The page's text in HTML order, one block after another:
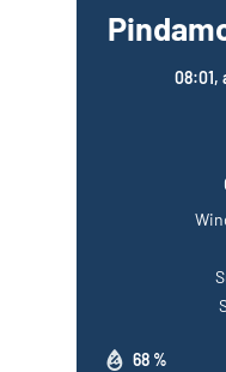
08:01,
68 %